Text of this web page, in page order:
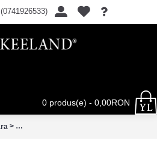
0 produs(e) - 0,00RON
> Geanta de plaja Ocean Escape 36x40